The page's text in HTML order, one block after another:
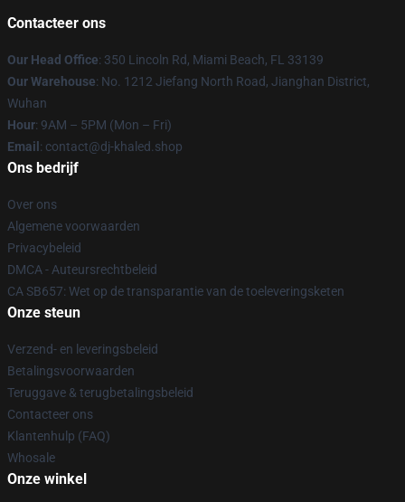
Contacteer ons
Our Head Office: 350 Lincoln Rd, Miami Beach, FL 33139
Our Warehouse: No. 1212 Jiefang North Road, Jianghan District,
Wuhan
Hour: 9AM – 5PM (Mon – Fri)
Email : contact@dj-khaled.shop
Ons bedrijf
Over ons
Algemene voorwaarden
Privacybeleid
DMCA - Auteursrechtbeleid
CA SB657: Wet op de transparantie van de toeleveringsketen
Onze steun
Verzend- en leveringsbeleid
Betalingsvoorwaarden
Teruggave & terugbetalingsbeleid
Contacteer ons
Klantenhulp (FAQ)
Whosale
Onze winkel